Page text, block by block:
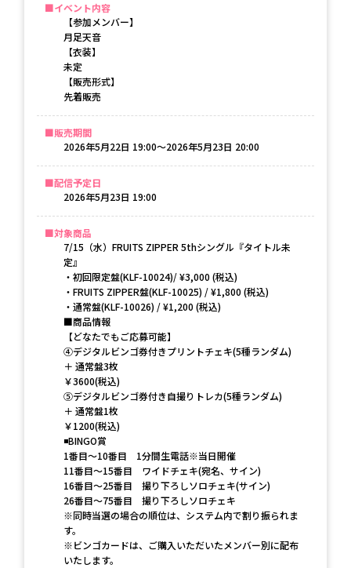
イベント内容
【参加メンバー】
月足天音
【衣装】
未定
【販売形式】
先着販売
販売期間
2026年5月22日 19:00〜2026年5月23日 20:00
配信予定日
2026年5月23日 19:00
対象商品
7/15（水）FRUITS ZIPPER 5thシングル『タイトル未
定』
・初回限定盤(KLF-10024)/ ¥3,000 (税込)
・FRUITS ZIPPER盤(KLF-10025) / ¥1,800 (税込)
・通常盤(KLF-10026) / ¥1,200 (税込)
■商品情報
【どなたでもご応募可能】
④デジタルビンゴ券付きプリントチェキ(5種ランダム)
＋ 通常盤3枚
￥3600(税込)
⑤デジタルビンゴ券付き自撮りトレカ(5種ランダム)
＋ 通常盤1枚
￥1200(税込)
◾️BINGO賞
1番目〜10番目 1分間生電話※当日開催
11番目〜15番目 ワイドチェキ(宛名、サイン)
16番目〜25番目 撮り下ろしソロチェキ(サイン)
26番目〜75番目 撮り下ろしソロチェキ
※同時当選の場合の順位は、システム内で割り振られま
す。
※ビンゴカードは、ご購入いただいたメンバー別に配布
いたします。